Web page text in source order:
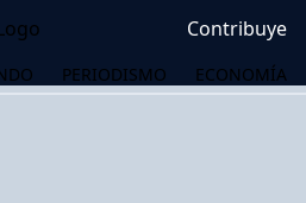
Contribuye
PERIODISMO ECONOMÍA